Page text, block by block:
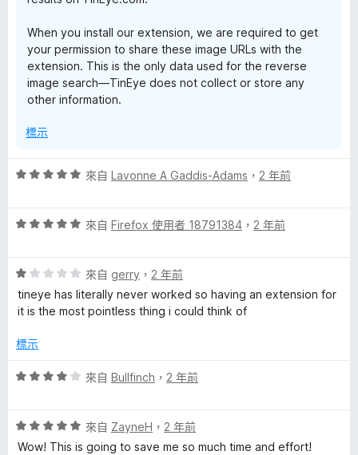
When you install our extension, we are required to get
your permission to share these image URLs with the
extension. This is the only data used for the reverse
image search—TinEye does not collect or store any
other information.
標示
評
分
分
5
分
來自 Lavonne A Gaddis-Adams ， 2 年前
評
分
，
滿
5
來自 Firefox 使用者 18791384 ， 2 年前
評
價
1
，
分
來自 gerry ， 2 年前
tineye has literally never worked so having an extension for
it is the most pointless thing i could think of
標示
評
分
，
來自 Bullfinch ， 2 年前
評
價
來自 ZayneH ， 2 年前
Wow! This is going to save me so much time and effort!